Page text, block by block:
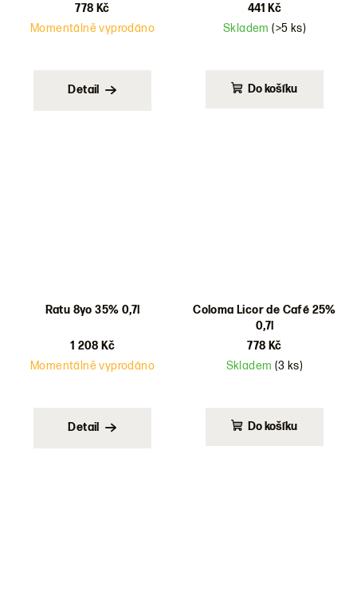
778 Kč
Momentálně vyprodáno
Detail
441 Kč
Skladem(>5 ks)
Do košíku
Ratu 8yo 35% 0,7l
1 208 Kč
Momentálně vyprodáno
Detail
Coloma Licor de Café 25%
0,7l
778 Kč
Skladem (3 ks)
Do košíku